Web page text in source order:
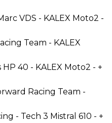
VDS - KALEX Moto2 -
Team - KALEX
40 - KALEX Moto2 - +
Racing Team -
- Tech 3 Mistral 610 - +